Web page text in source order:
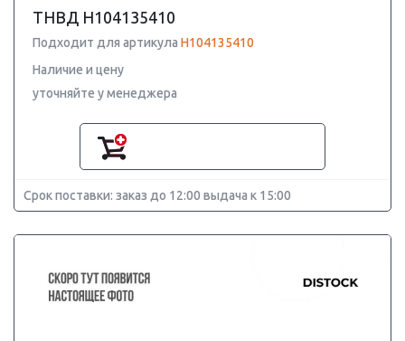
ТНВД H104135410
Подходит для артикула H104135410
Наличие и цену
уточняйте у менеджера
Срок поставки: заказ до 12:00 выдача к 15:00